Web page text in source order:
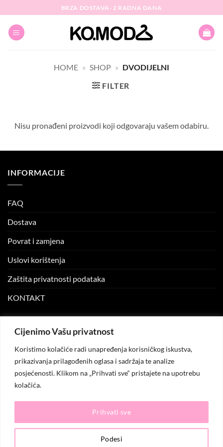
Cijenimo Vašu privatnost
Koristimo kolačiće radi unapređenja korisničkog iskustva,
prikazivanja prilagođenih oglasa i sadržaja te analize
posjećenosti. Klikom na „Prihvati sve“ pristajete na upotrebu
kolačića.
Podesi
Prihvati sve
to
content
BRZA DOSTAVA- 2 RADNA DANA
HOME » SHOP » DVODIJELNI
FILTER
Nisu pronađeni proizvodi koji odgovaraju vašem odabiru.
INFORMACIJE
FAQ
Dostava
Povrat i zamjena
Uslovi korištenja
Zaštita privatnosti podataka
KONTAKT
Moj nalog
Moje narudžbe
© 2026KO.MODA. Sva prava zadržana.